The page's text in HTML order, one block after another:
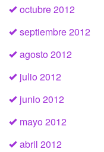
octubre 2012
septiembre 2012
agosto 2012
julio 2012
junio 2012
mayo 2012
abril 2012